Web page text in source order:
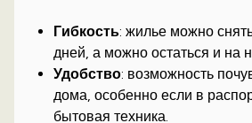
Гибкость: жилье можно
дней, а можно остаться и на
Удобство: возможность
дома, особенно если в
бытовая техника.